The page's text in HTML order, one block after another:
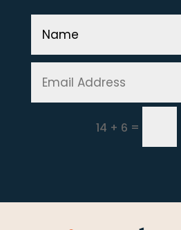
14 + 6 =